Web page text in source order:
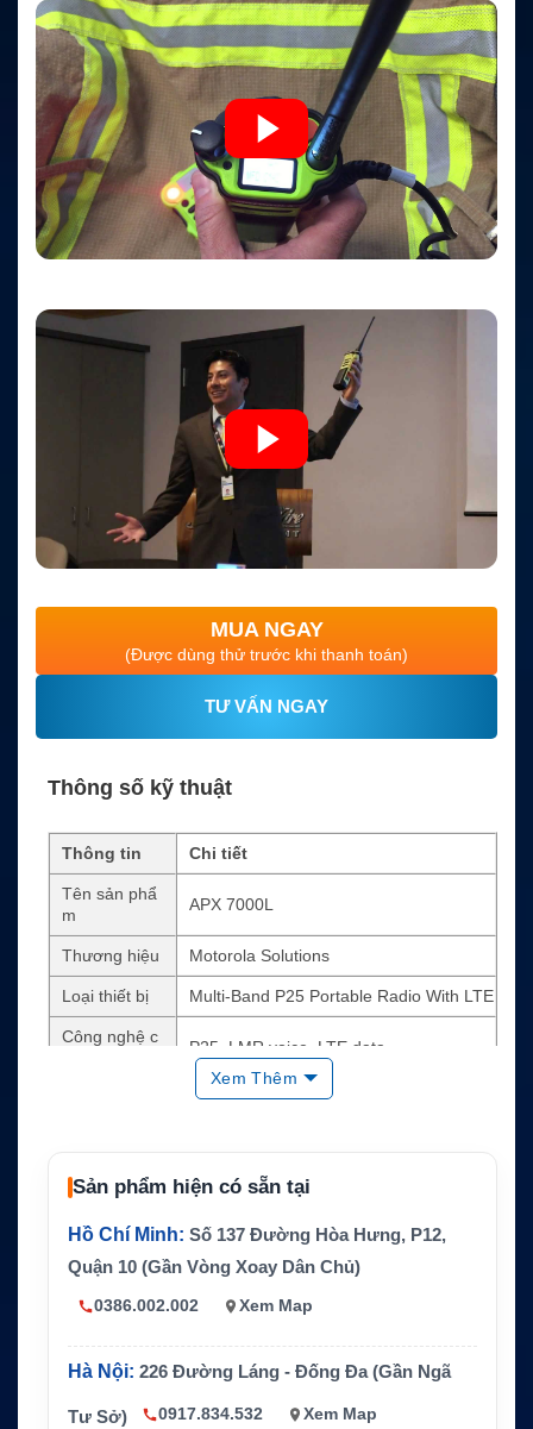
MUA NGAY
(Được dùng thử trước khi thanh toán)
TƯ VẤN NGAY
Thông số kỹ thuật
Thông tin Chi tiết
Tên sản phẩ
m
APX 7000L
Thương hiệu Motorola Solutions
Loại thiết bị Multi-Band P25 Portable Radio With LTE
Công nghệ c
P25, LMR voice, LTE data
IV&D, GPS, POP25, OTAP, OTAR tùy cấ
ệu
TE
Định vị
Bảo mật OTAR, quản lý khóa mã hóa từ xa
Trạng thái sả
Đã ngừng sản xuất ở nhiều kênh phân p
Ứng dụng ph
Bảo trì hệ thống cũ, thay thế phụ kiện, đ
ánh giá nâng cấp
Xem Thêm
Sản phẩm hiện có sẵn tại
Hồ Chí Minh: Số 137 Đường Hòa Hưng, P12,
Quận 10 (Gần Vòng Xoay Dân Chủ)
0386.002.002 Xem Map
Hà Nội: 226 Đường Láng - Đống Đa (Gần Ngã
Tư Sở) 0917.834.532 Xem Map